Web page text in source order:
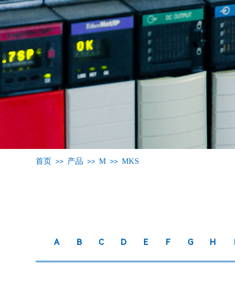
首页 >> 产品 >> M >> MKS
A B C D E F G H